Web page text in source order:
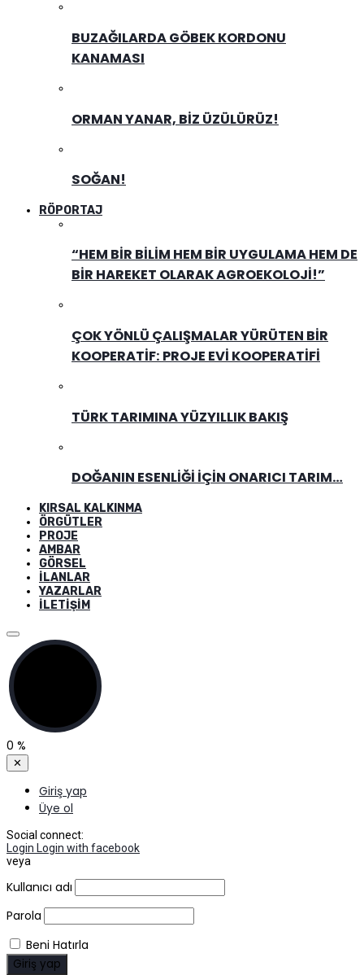
BUZAĞILARDA GÖBEK KORDONU
KANAMASI
ORMAN YANAR, BIZ ÜZÜLÜRÜZ!
SOĞAN!
RÖPORTAJ
“HEM BIR BILIM HEM BIR UYGULAMA HEM DE
BIR HAREKET OLARAK AGROEKOLOJI!”
ÇOK YÖNLÜ ÇALIŞMALAR YÜRÜTEN BIR
KOOPERATIF: PROJE EVI KOOPERATIFI
TÜRK TARIMINA YÜZYILLIK BAKIŞ
DOĞANIN ESENLIĞI İÇIN ONARICI TARIM…
KIRSAL KALKINMA
ÖRGÜTLER
PROJE
AMBAR
GÖRSEL
İLANLAR
YAZARLAR
İLETIŞIM
0 %
✕
Giriş yap
Üye ol
Social connect:
Login Login with facebook
veya
Kullanıcı adı
Parola
Beni Hatırla